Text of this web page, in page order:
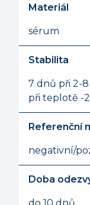
Materiál
sérum
Stabilita
7 dnů při 2-8
při teplotě -
Referenční
negativní/
Doba